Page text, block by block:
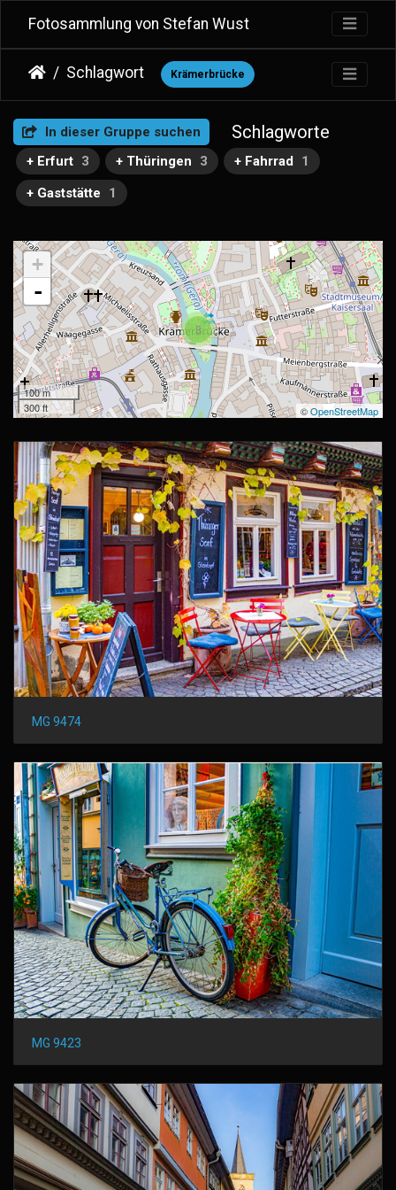
Fotosammlung von Stefan Wust
Schlagwort Krämerbrücke
In dieser Gruppe suchen Schlagworte
+ Erfurt 3 + Thüringen 3 + Fahrrad
1
+ Gaststätte
1
3
+
-
100 m
300 ft
©OpenStreetMap
MG 9474
MG 9423